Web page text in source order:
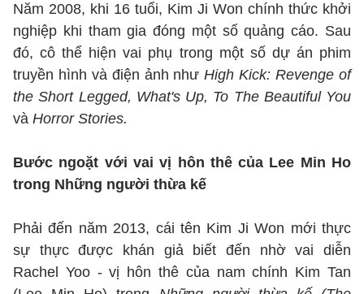
Năm 2008, khi 16 tuổi, Kim Ji Won chính thức khởi
nghiệp khi tham gia đóng một số quảng cáo. Sau
đó, cô thể hiện vai phụ trong một số dự án phim
truyền hình và điện ảnh như High Kick: Revenge of
the Short Legged, What's Up, To The Beautiful You
và Horror Stories.
Bước ngoặt với vai vị hôn thê của Lee Min Ho
trong Những người thừa kế
Phải đến năm 2013, cái tên Kim Ji Won mới thực
sự thực được khán giả biết đến nhờ vai diễn
Rachel Yoo - vị hôn thê của nam chính Kim Tan